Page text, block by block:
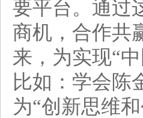
要平台。通过
商机，合作共
来，为实现“
比如：学会陈
为“创新思维